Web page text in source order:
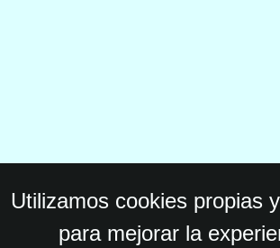
Utilizamos cookies propias
para mejorar la